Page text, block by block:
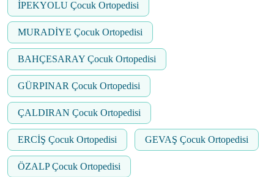
İPEKYOLU Çocuk Ortopedisi
MURADİYE Çocuk Ortopedisi
BAHÇESARAY Çocuk Ortopedisi
GÜRPINAR Çocuk Ortopedisi
ÇALDIRAN Çocuk Ortopedisi
ERCİŞ Çocuk Ortopedisi GEVAŞ Çocuk Ortopedisi
ÖZALP Çocuk Ortopedisi